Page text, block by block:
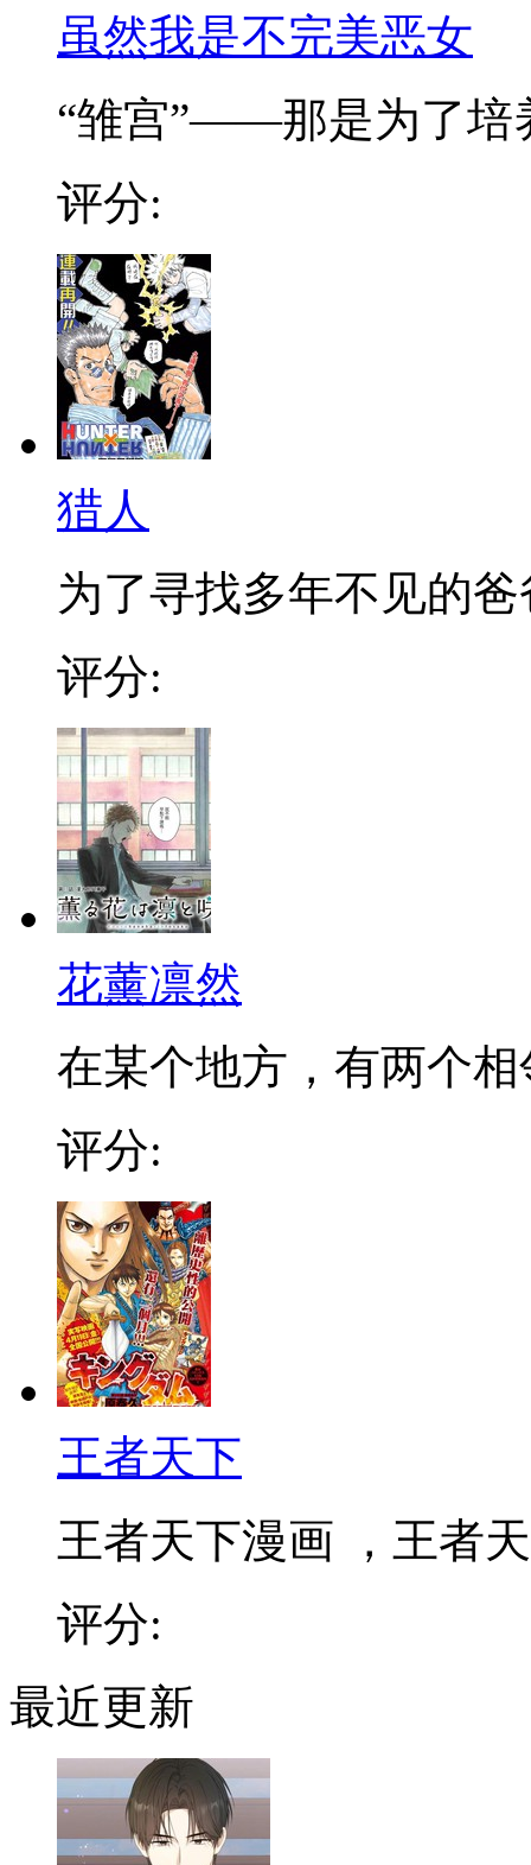
虽然我是不完美恶女
“雏宫”——那是为了培
评分:
猎人
为了寻找多年不见的爸
评分:
花薰凛然
在某个地方，有两个相
评分:
王者天下
王者天下漫画 ，王者
评分:
最近更新